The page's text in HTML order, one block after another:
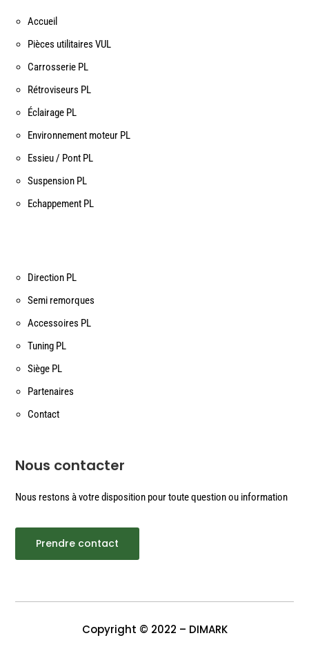
Accueil
Pièces utilitaires VUL
Carrosserie PL
Rétroviseurs PL
Éclairage PL
Environnement moteur PL
Essieu / Pont PL
Suspension PL
Echappement PL
Direction PL
Semi remorques
Accessoires PL
Tuning PL
Siège PL
Partenaires
Contact
Nous contacter
Nous restons à votre disposition pour toute question ou information
Prendre contact
Copyright © 2022 – DIMARK